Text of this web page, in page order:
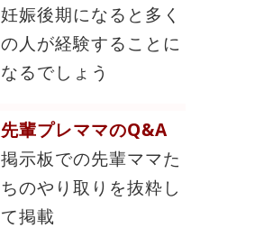
妊娠後期になると多く
の人が経験することに
なるでしょう
先輩プレママのQ&A
掲示板での先輩ママた
ちのやり取りを抜粋し
て掲載